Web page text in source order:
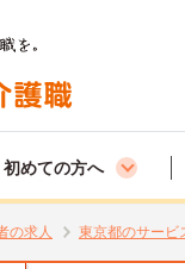
初めての方へ
の求人 東京都のサービ